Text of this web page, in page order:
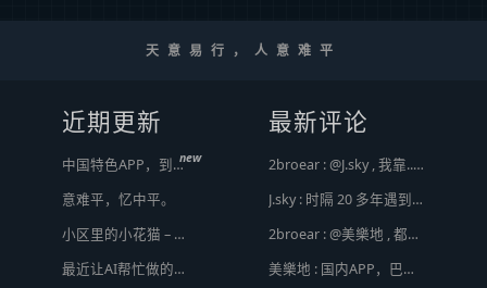
天意易行，人意难平
近期更新
中国特色APP，到底谁来治？new
意难平，忆中平。
小区里的小花猫 – 日常记事（二百二十）
最近让AI帮忙做的一些事
最新评论
2broear : @J.sky , 我靠.. 心情复杂 [ Emoji Image ]
J.sky : 时隔 20 多年遇到前任，你猜会是什么感觉？前几天和老婆去超市，巧不巧老婆去看其他商品了，就这么两分钟的功夫，我和前任迎面相遇，我看了一眼她，她也看到我了，谁都没说话，我感觉她恐慌的逃走了。我们擦肩而过，按道理这个年龄本不应该两个人单独在超市相遇，除非单身。所以，我猜她离婚了？搞不好她可能以为我也离婚了？哈哈哈
2broear : @美樂地 , 都是利益驱使，盈利手段不行
美樂地 : 国内APP，巴不得塞入全家桶到你手机，我更喜欢国外的小而美软件